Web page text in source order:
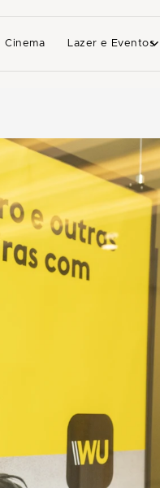
Cinema Lazer e Eventos